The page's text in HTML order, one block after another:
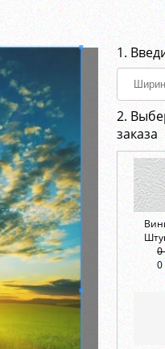
1.
2.
заказа